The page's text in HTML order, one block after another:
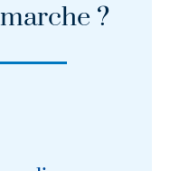
?